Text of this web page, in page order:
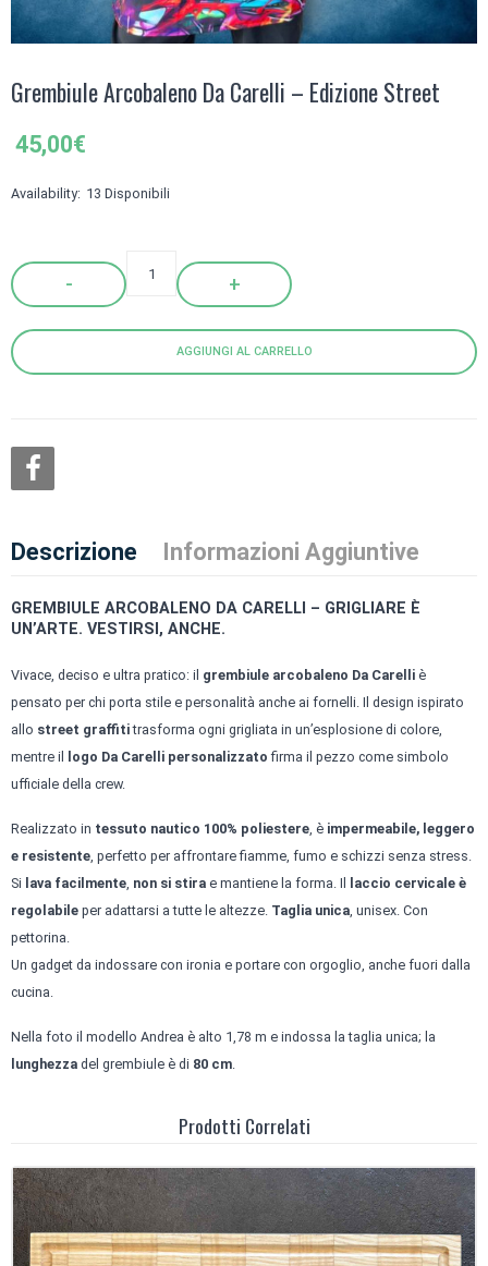
Grembiule Arcobaleno Da Carelli – Edizione Street
45,00€
Availability: 13 Disponibili
Quantity
AGGIUNGI AL CARRELLO
Descrizione Informazioni Aggiuntive
GREMBIULE ARCOBALENO DA CARELLI – GRIGLIARE È
UN’ARTE. VESTIRSI, ANCHE.
Vivace, deciso e ultra pratico: il grembiule arcobaleno Da Carelli è
pensato per chi porta stile e personalità anche ai fornelli. Il design ispirato
allo street graffititrasforma ogni grigliata in un’esplosione di colore,
mentre il
logo Da Carelli personalizzato firma il pezzo come simbolo
ufficiale della crew.
Realizzato in tessuto nautico 100% poliestere, è impermeabile, leggero
e resistente, perfetto per affrontare fiamme, fumo e schizzi senza stress.
Si lava facilmente, non si stira e mantiene la forma. Il
laccio cervicale è
regolabile per adattarsi a tutte le altezze. Taglia unica, unisex. Con
pettorina.
Un gadget da indossare con ironia e portare con orgoglio, anche fuori dalla
cucina.
Nella foto il modello Andrea è alto 1,78 m e indossa la taglia unica; la
lunghezza del grembiule è di 80 cm.
Prodotti Correlati